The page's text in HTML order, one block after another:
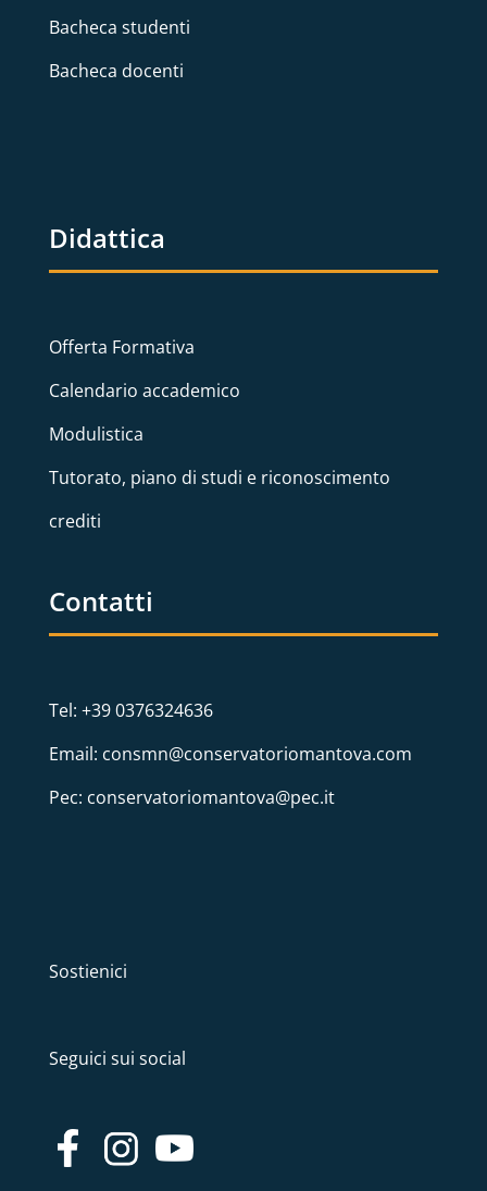
Bacheca studenti
Bacheca docenti
Didattica
Offerta Formativa
Calendario accademico
Modulistica
Tutorato, piano di studi e riconoscimento
crediti
Contatti
Tel: +39 0376324636
Email: consmn@conservatoriomantova.com
Pec: conservatoriomantova@pec.it
Sostienici
Seguici sui social